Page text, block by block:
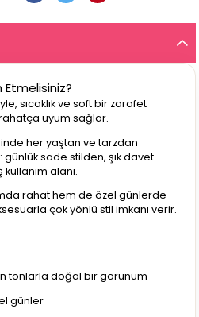
Etmelisiniz?
sıcaklık ve soft bir zarafet
uyum sağlar.
her yaştan ve tarzdan
günlük sade stilden, şık davet
alanı.
rahat hem de özel günlerde
çok yönlü stil imkanı verir.
tonlarla doğal bir görünüm
günler